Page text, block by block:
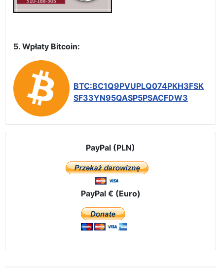
5. Wpłaty Bitcoin:
BTC:BC1Q9PVUPLQ074PKH3FSK
SF33YN95QASP5PSACFDW3
PayPal (PLN)
PayPal € (Euro)